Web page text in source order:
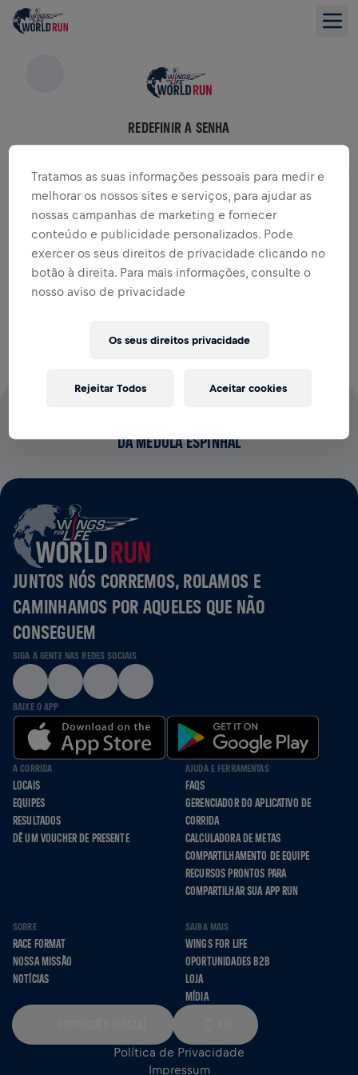
REDEFINIR A SENHA
inscreveu
REDEFINIR A SENHA
DA MEDULA ESPINHAL
JUNTOS NÓS CORREMOS, ROLAMOS E
CAMINHAMOS POR AQUELES QUE NÃO
CONSEGUEM
SIGA A GENTE NAS REDES SOCIAIS
BAIXE O APP
A CORRIDA
LOCAIS
EQUIPES
RESULTADOS
DÊ UM VOUCHER DE PRESENTE
AJUDA E FERRAMENTAS
FAQS
GERENCIADOR DO APLICATIVO DE
CORRIDA
CALCULADORA DE METAS
COMPARTILHAMENTO DE EQUIPE
RECURSOS PRONTOS PARA
COMPARTILHAR SUA APP RUN
SOBRE
RACE FORMAT
NOSSA MISSÃO
NOTÍCIAS
SAIBA MAIS
WINGS FOR LIFE
OPORTUNIDADES B2B
LOJA
MÍDIA
Política de Privacidade
Impressum
Tratamos as suas informações pessoais para medir e
melhorar os nossos sites e serviços, para ajudar as
nossas campanhas de marketing e fornecer
conteúdo e publicidade personalizados. Pode
exercer os seus direitos de privacidade clicando no
botão à direita. Para mais informações, consulte o
nosso aviso de privacidade
Os seus direitos privacidade
Rejeitar Todos Aceitar cookies